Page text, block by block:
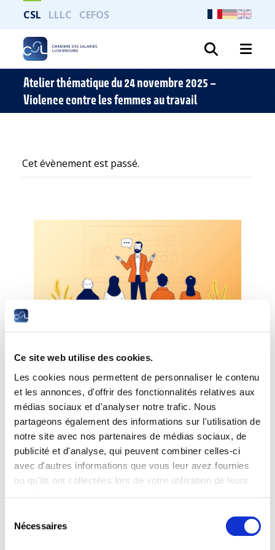
Ce site web utilise des cookies.
Les cookies nous permettent de personnaliser le contenu
et les annonces, d'offrir des fonctionnalités relatives aux
médias sociaux et d'analyser notre trafic. Nous
partageons également des informations sur l'utilisation de
notre site avec nos partenaires de médias sociaux, de
publicité et d'analyse, qui peuvent combiner celles-ci
avec d'autres informations que vous leur avez fournies
ou qu'ils ont collectées lors de votre utilisation de leurs
Nécessaires
CSL LLLC CEFOS
Atelier thématique du 24 novembre 2025 –
Violence contre les femmes au travail
Cet évènement est passé.
La Chambre des salariés vous propose ses
ateliers thématiques sur l’heure de midi, ouverts à
tous !
• Des courtes séances d’information/formation
pour le grand public d’environ 1h30,
• sur des thèmes socio-économiques et juridiques
variés,
organisées en présentiel et diffusées simultanément